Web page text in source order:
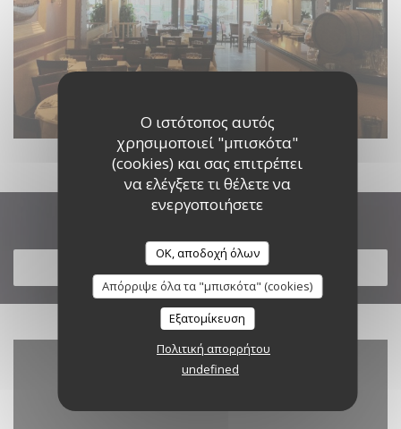
Ο ιστότοπος αυτός
χρησιμοποιεί "μπισκότα"
(cookies) και σας επιτρέπει
να ελέγξετε τι θέλετε να
ενεργοποιήσετε
OK, αποδοχή όλων
Απόρριψε όλα τα "μπισκότα" (cookies)
Εξατομίκευση
Πολιτική απορρήτου
undefined
ΑΝΑΚΑΛΎΨΤΕ ΤΟ ΜΕΝΟΎ ΜΑΣ